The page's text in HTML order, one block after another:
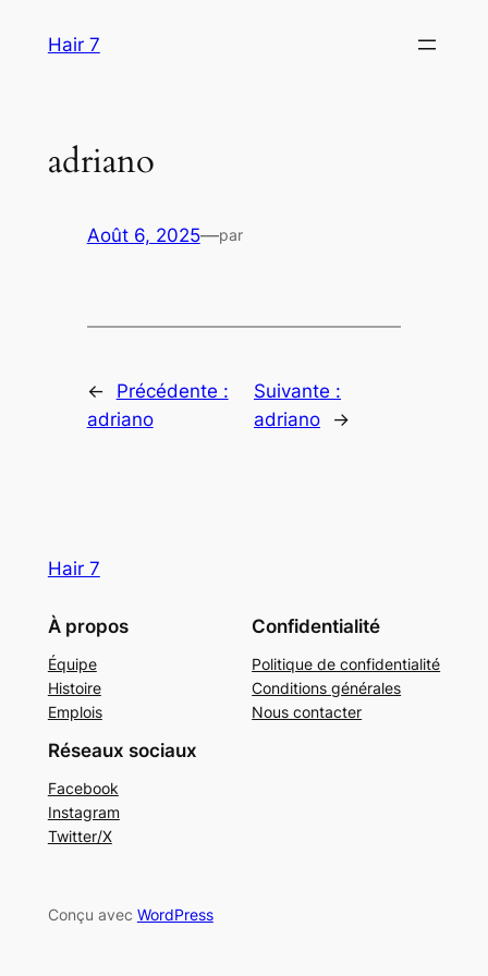
Hair 7
adriano
Août 6, 2025—par
←
Précédente :
adriano
Suivante :
adriano
→
Hair 7
À propos
Équipe
Histoire
Emplois
Confidentialité
Politique de confidentialité
Conditions générales
Nous contacter
Réseaux sociaux
Facebook
Instagram
Twitter/X
Conçu avec WordPress